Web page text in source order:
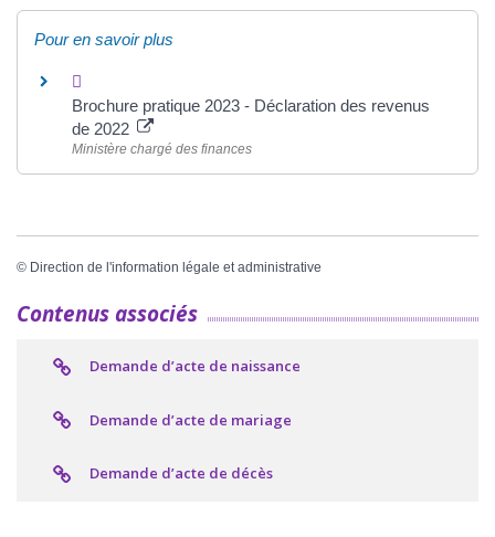
Pour en savoir plus
Brochure pratique 2023 - Déclaration des revenus
de 2022
Ministère chargé des finances
© Direction de l'information légale et administrative
Contenus associés
Demande d’acte de naissance
Demande d’acte de mariage
Demande d’acte de décès